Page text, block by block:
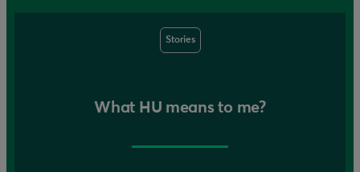
Stories
What HU means to me?